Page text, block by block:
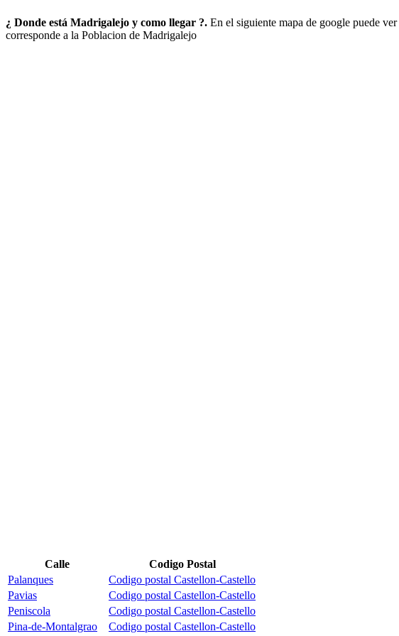
¿ Donde está Madrigalejo y como llegar ?. En el siguiente mapa de google puede ver
corresponde a la Poblacion de Madrigalejo
Calle
Codigo Postal
Palanques
Codigo postal Castellon-Castello
Pavias
Codigo postal Castellon-Castello
Peniscola
Codigo postal Castellon-Castello
Pina-de-Montalgrao
Codigo postal Castellon-Castello